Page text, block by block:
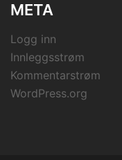
META
Logg inn
Innleggsstrøm
Kommentarstrøm
WordPress.org